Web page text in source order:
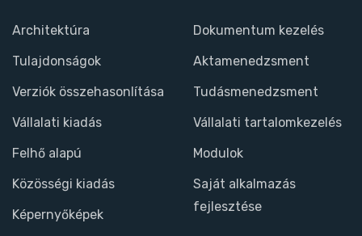
Architektúra
Tulajdonságok
Verziók összehasonlítása
Vállalati kiadás
Felhő alapú
Közösségi kiadás
Képernyőképek
Dokumentum kezelés
Aktamenedzsment
Tudásmenedzsment
Vállalati tartalomkezelés
Modulok
Saját alkalmazás
fejlesztése